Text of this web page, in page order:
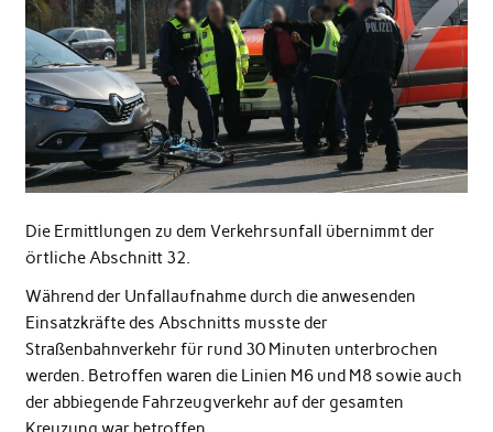
Die Ermittlungen zu dem Verkehrsunfall übernimmt der
örtliche Abschnitt 32.
Während der Unfallaufnahme durch die anwesenden
Einsatzkräfte des Abschnitts musste der
Straßenbahnverkehr für rund 30 Minuten unterbrochen
werden. Betroffen waren die Linien M6 und M8 sowie auch
der abbiegende Fahrzeugverkehr auf der gesamten